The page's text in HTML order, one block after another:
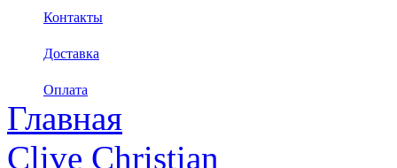
Контакты
Доставка
Оплата
Главная
Clive Christian